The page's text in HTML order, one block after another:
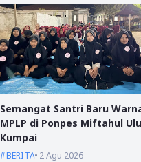
Semangat Santri Baru
MPLP di Ponpes Miftahul
Kumpai
BERITA 2 Agu 2026